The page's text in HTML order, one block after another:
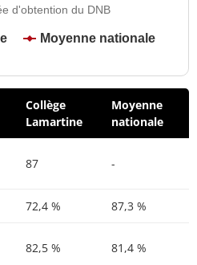
d'obtention du DNB
Moyenne nationale
Collège
Lamartine
Moyenne
nationale
87 -
72,4 % 87,3 %
82,5 % 81,4 %